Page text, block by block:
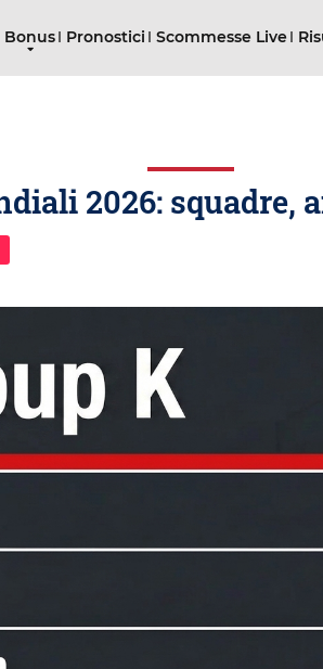
Bonus Pronostici Scommesse Live
2026: squadre,